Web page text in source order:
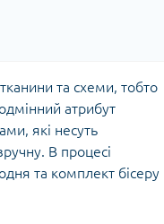
та схеми, тобто
атрибут
які несуть
В процесі
та комплект бісеру